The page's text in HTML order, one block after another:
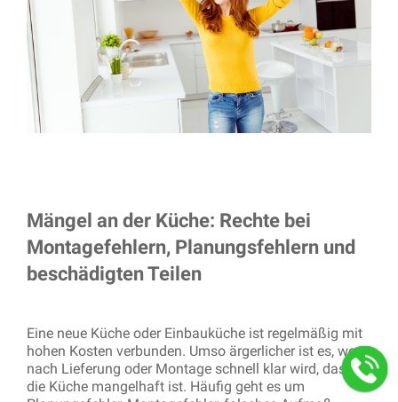
Mängel an der Küche: Rechte bei
Montagefehlern, Planungsfehlern und
beschädigten Teilen
Eine neue Küche oder Einbauküche ist regelmäßig mit
hohen Kosten verbunden. Umso ärgerlicher ist es, wenn
nach Lieferung oder Montage schnell klar wird, dass
die Küche mangelhaft ist. Häufig geht es um